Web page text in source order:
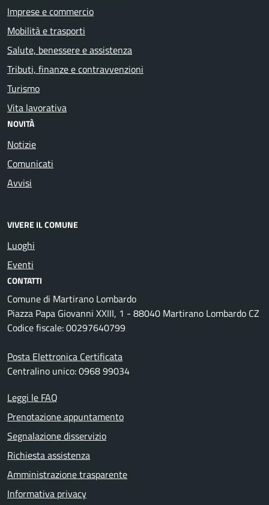
Imprese e commercio
Mobilità e trasporti
Salute, benessere e assistenza
Tributi, finanze e contravvenzioni
Turismo
Vita lavorativa
NOVITÀ
Notizie
Comunicati
Avvisi
VIVERE IL COMUNE
Luoghi
Eventi
CONTATTI
Comune di Martirano Lombardo
Piazza Papa Giovanni XXIII, 1 - 88040 Martirano Lombardo CZ
Codice fiscale: 00297640799
Posta Elettronica Certificata
Centralino unico: 0968 99034
Leggi le FAQ
Prenotazione appuntamento
Segnalazione disservizio
Richiesta assistenza
Amministrazione trasparente
Informativa privacy